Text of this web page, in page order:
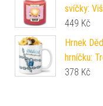
svíčky:
449 Kč
Hrnek
hrníčku:
378 Kč